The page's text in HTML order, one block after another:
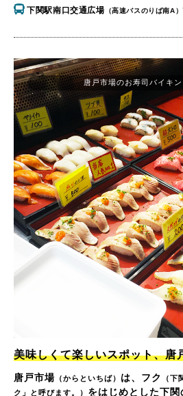
下関駅南口交通広場 （高速バスのりば南A）
唐戸市場のお寿司バイキ
美味しくて楽しいスポット、唐
唐戸市場 （からといちば） は、フク
（下
ク」と呼びます。） をはじめとした下